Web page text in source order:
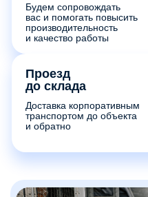
Будем сопровождать
вас и помогать повысить
производительность
и качество работы
Проезд
до склада
Доставка корпоративным
транспортом до объекта
и обратно